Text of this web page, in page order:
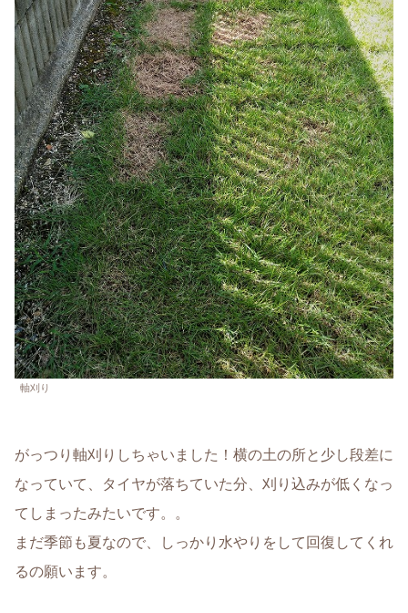
軸刈り
がっつり軸刈りしちゃいました！横の土の所と少し段差に
なっていて、タイヤが落ちていた分、刈り込みが低くなっ
てしまったみたいです。。
まだ季節も夏なので、しっかり水やりをして回復してくれ
るの願います。